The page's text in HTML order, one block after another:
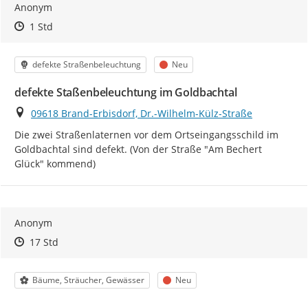
Anonym
Zeitpunkt des Erstellens
Zeitpunkt des Erstellens
1 StdZur Äußerung
Kategorie
defekte Straßenbeleuchtung Status
Neu
defekte Staßenbeleuchtung im Goldbachtal
Ort
09618 Brand-Erbisdorf, Dr.-Wilhelm-Külz-Straße
Die zwei Straßenlaternen vor dem Ortseingangsschild im
Goldbachtal sind defekt. (Von der Straße "Am Bechert
Glück" kommend)
Anonym
Zeitpunkt des Erstellens
Zeitpunkt des Erstellens
17 StdZur Äußerung
Kategorie
Bäume, Sträucher, Gewässer Status
Neu